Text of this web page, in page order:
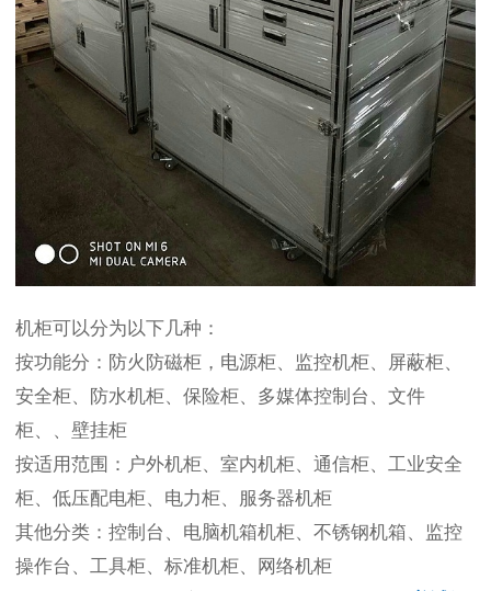
机柜可以分为以下几种：
按功能分：防火防磁柜，电源柜、监控机柜、屏蔽柜、
安全柜、防水机柜、保险柜、多媒体控制台、文件
柜、、壁挂柜
按适用范围：户外机柜、室内机柜、通信柜、工业安全
柜、低压配电柜、电力柜、服务器机柜
其他分类：控制台、电脑机箱机柜、不锈钢机箱、监控
操作台、工具柜、标准机柜、网络机柜